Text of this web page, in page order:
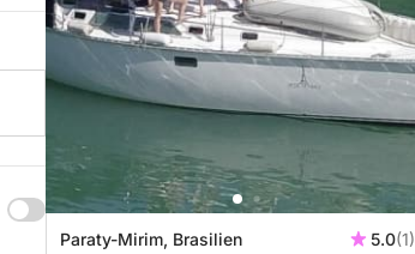
Paraty-Mirim, Brasilien 5.0(1)